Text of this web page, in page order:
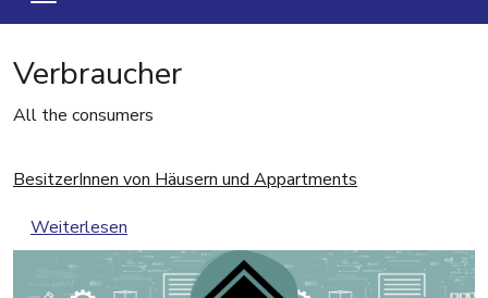
Verbraucher
All the consumers
BesitzerInnen von Häusern und Appartments
Weiterlesen